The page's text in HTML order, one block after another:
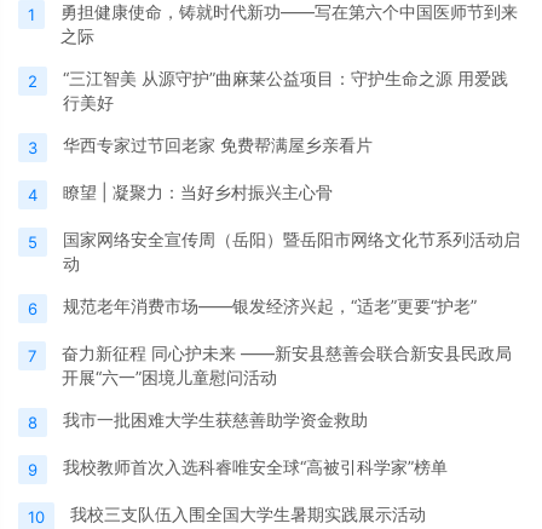
1
勇担健康使命，铸就时代新功——写在第六个中国医师节到来
之际
2
“三江智美 从源守护”曲麻莱公益项目：守护生命之源 用爱践
行美好
3 华西专家过节回老家 免费帮满屋乡亲看片
4 瞭望 | 凝聚力：当好乡村振兴主心骨
5
国家网络安全宣传周（岳阳）暨岳阳市网络文化节系列活动启
动
6 规范老年消费市场——银发经济兴起，“适老”更要“护老”
7
奋力新征程 同心护未来 ——新安县慈善会联合新安县民政局
开展“六一”困境儿童慰问活动
8 我市一批困难大学生获慈善助学资金救助
9 我校教师首次入选科睿唯安全球“高被引科学家”榜单
10 我校三支队伍入围全国大学生暑期实践展示活动